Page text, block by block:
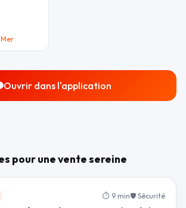
Ouvrir dans l'application
pour une vente sereine
⏱ 9 min🛡 Sécurité